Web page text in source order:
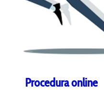
Procedura online